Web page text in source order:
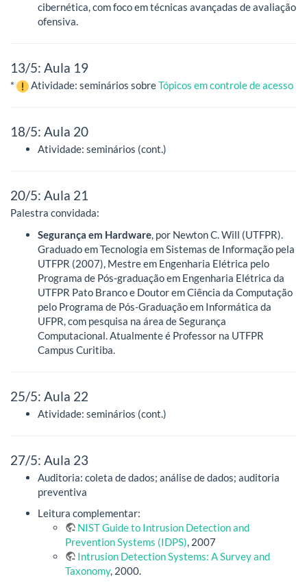
cibernética, com foco em técnicas avançadas de avaliação
ofensiva.
13/5: Aula 19
* Atividade: seminários sobreTópicos em controle de acesso
18/5: Aula 20
Atividade: seminários (cont.)
20/5: Aula 21
Palestra convidada:
Segurança em Hardware, por Newton C. Will (UTFPR).
Graduado em Tecnologia em Sistemas de Informação pela
UTFPR (2007), Mestre em Engenharia Elétrica pelo
Programa de Pós-graduação em Engenharia Elétrica da
UTFPR Pato Branco e Doutor em Ciência da Computação
pelo Programa de Pós-Graduação em Informática da
UFPR, com pesquisa na área de Segurança
Computacional. Atualmente é Professor na UTFPR
Campus Curitiba.
25/5: Aula 22
Atividade: seminários (cont.)
27/5: Aula 23
Auditoria: coleta de dados; análise de dados; auditoria
preventiva
Leitura complementar:
NIST Guide to Intrusion Detection and
Prevention Systems (IDPS), 2007
Intrusion Detection Systems: A Survey and
Taxonomy, 2000.